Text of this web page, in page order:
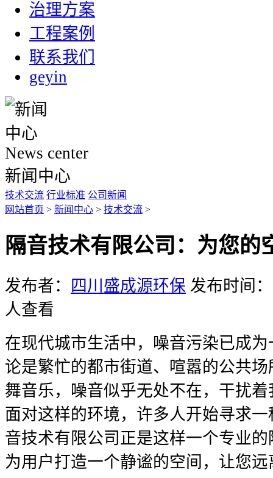
治理方案
工程案例
联系我们
geyin
News center
新闻中心
技术交流 行业标准 公司新闻
网站首页 > 新闻中心 > 技术交流 >
隔音技术有限公司：为您的
发布者： 四川盛成源环保 发布时间
人查看
在现代城市生活中，噪音污染已成
论是繁忙的都市街道、喧嚣的公共
舞音乐，噪音似乎无处不在，干扰
面对这样的环境，许多人开始寻求
音技术有限公司正是这样一个专业
为用户打造一个静谧的空间，让您